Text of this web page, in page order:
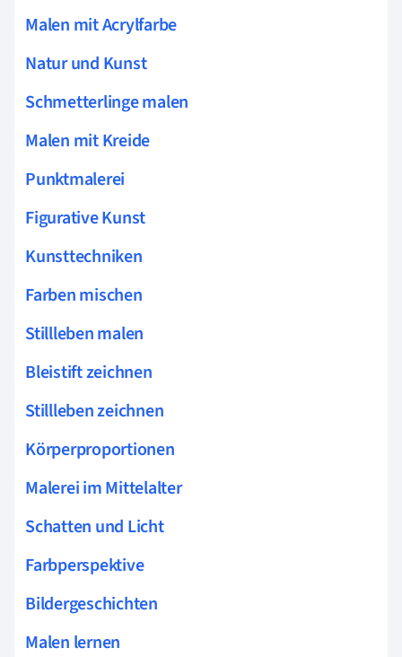
Malen mit Acrylfarbe
Natur und Kunst
Schmetterlinge malen
Malen mit Kreide
Punktmalerei
Figurative Kunst
Kunsttechniken
Farben mischen
Stillleben malen
Bleistift zeichnen
Stillleben zeichnen
Körperproportionen
Malerei im Mittelalter
Schatten und Licht
Farbperspektive
Bildergeschichten
Malen lernen